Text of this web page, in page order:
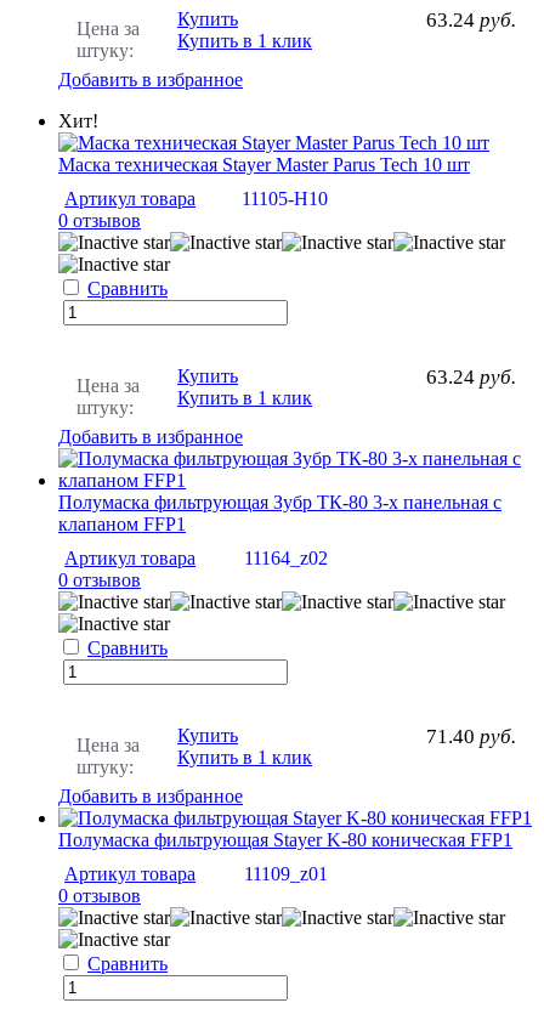
Цена за
штуку:
63.24 руб.
Купить
Купить в 1 клик
Добавить в избранное
Хит!
Маска техническая Stayer Master Parus Tech 10 шт
Артикул товара
11105-H10
0 отзывов
Сравнить
Цена за
штуку:
63.24 руб.
Купить
Купить в 1 клик
Добавить в избранное
Полумаска фильтрующая Зубр ТК-80 3-х панельная с
клапаном FFP1
Артикул товара
11164_z02
0 отзывов
Сравнить
Цена за
штуку:
71.40 руб.
Купить
Купить в 1 клик
Добавить в избранное
Полумаска фильтрующая Stayer K-80 коническая FFP1
Артикул товара
11109_z01
0 отзывов
Сравнить